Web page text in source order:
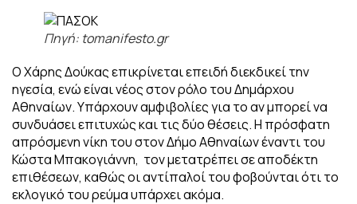
Πηγή: tomanifesto.gr
Ο Χάρης Δούκας επικρίνεται επειδή διεκδικεί την
ηγεσία, ενώ είναι νέος στον ρόλο του Δημάρχου
Αθηναίων. Υπάρχουν αμφιβολίες για το αν μπορεί να
συνδυάσει επιτυχώς και τις δύο θέσεις. Η πρόσφατη
απρόσμενη νίκη του στον Δήμο Αθηναίων έναντι του
Κώστα Μπακογιάννη, τον μετατρέπει σε αποδέκτη
επιθέσεων, καθώς οι αντίπαλοί του φοβούνται ότι το
εκλογικό του ρεύμα υπάρχει ακόμα.